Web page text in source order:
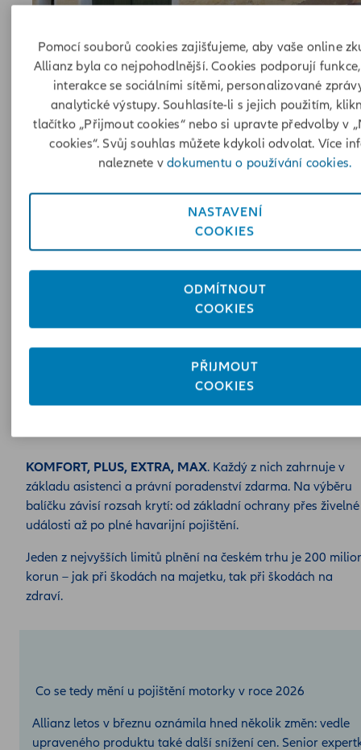
Co kryje povinné ručení na
Škody, které způsobíte jiným na zdraví, majetku i ušlém
nekryje? Škody na vaší vlastní
motorce, vašem zdraví ani výbavě, pokud jste nehodu
vy. Od toho je tu zasehavarijní pojištění.
U Allianz si vybíráte ze čtyř balíčků
KOMFORT, PLUS, EXTRA, MAX. Každý z nich zahrnuje v
základu asistenci a právní poradenství zdarma. Na výběru
balíčku závisí rozsah krytí: od základní ochrany přes živelné
události až po plné havarijní pojištění.
Jeden z nejvyšších limitů plnění na českém trhu je 200
korun – jak při škodách na majetku, tak při škodách na
zdraví.
Co se tedy mění u pojištění motorky v roce 2026
Allianz letos v březnu oznámila hned několik změn: vedle
upraveného produktu také další snížení cen. Senior
Pomocí souborů cookies zajišťujeme, aby vaše online
Allianz byla co nejpohodlnější. Cookies podporují
interakce se sociálními sítěmi, personalizované
analytické výstupy. Souhlasíte-li s jejich použitím,
tlačítko „Přijmout cookies“ nebo si upravte předvolby v
cookies“. Svůj souhlas můžete kdykoli odvolat. Více
naleznete vdokumentu o používání cookies.
NASTAVENÍ
COOKIES
ODMÍTNOUT
COOKIES
PŘIJMOUT
COOKIES